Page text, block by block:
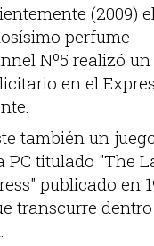
(2009) el
perfume
Nº5 realizó
en el
también un
PC titulado "The
publicado en
transcurre